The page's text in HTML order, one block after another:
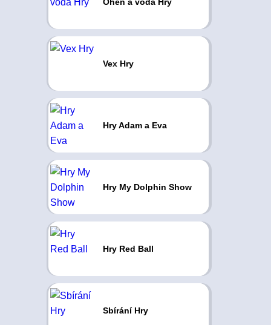
Vex Hry
Hry Adam a Eva
Hry My Dolphin Show
Hry Red Ball
Sbírání Hry